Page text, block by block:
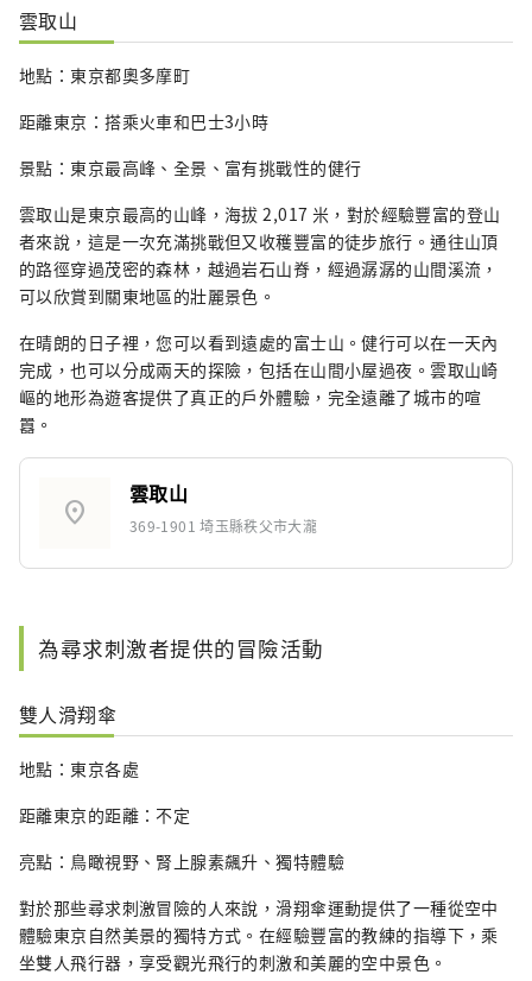
雲取山
地點：東京都奧多摩町
距離東京：搭乘火車和巴士3小時
景點：東京最高峰、全景、富有挑戰性的健行
雲取山是東京最高的山峰，海拔 2,017 米，對於經驗豐富的登山
者來說，這是一次充滿挑戰但又收穫豐富的徒步旅行。通往山頂
的路徑穿過茂密的森林，越過岩石山脊，經過潺潺的山間溪流，
可以欣賞到關東地區的壯麗景色。
在晴朗的日子裡，您可以看到遠處的富士山。健行可以在一天內
完成，也可以分成兩天的探險，包括在山間小屋過夜。雲取山崎
嶇的地形為遊客提供了真正的戶外體驗，完全遠離了城市的喧
囂。
location_on
雲取山
369-1901 埼玉縣秩父市大瀧
為尋求刺激者提供的冒險活動
雙人滑翔傘
地點：東京各處
距離東京的距離：不定
亮點：鳥瞰視野、腎上腺素飆升、獨特體驗
對於那些尋求刺激冒險的人來說，滑翔傘運動提供了一種從空中
體驗東京自然美景的獨特方式。在經驗豐富的教練的指導下，乘
坐雙人飛行器，享受觀光飛行的刺激和美麗的空中景色。